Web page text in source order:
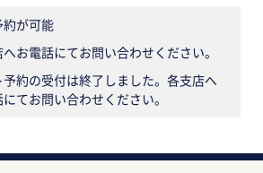
約が可能
お電話にてお問い合わせください。
予約の受付は終了しました。各支店へ
てお問い合わせください。